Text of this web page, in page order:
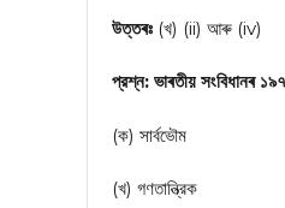
উত্তৰঃ (খ) (ii) আৰু (iv)
প্রশ্ন: ভাৰতীয় সংবিধানৰ
(ক) সার্বভৌম
(খ) গণতান্ত্রিক